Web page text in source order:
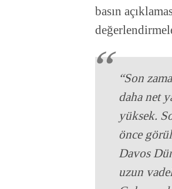
basın
“Son
daha net
yüksek.
önce
Davos
uzun